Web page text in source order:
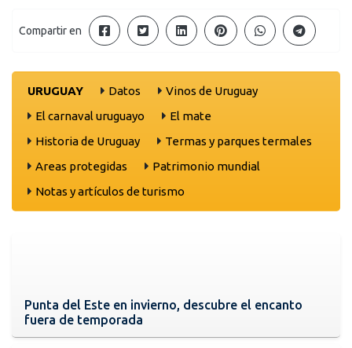
Compartir en
URUGUAY Datos
Vinos de Uruguay
El carnaval uruguayo
El mate
Historia de Uruguay
Termas y parques termales
Areas protegidas
Patrimonio mundial
Notas y artículos de turismo
Punta del Este en invierno, descubre el encanto
fuera de temporada